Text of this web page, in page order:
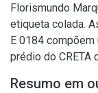
Florismundo
etiqueta colada.
E 0184
prédio do CRETA
Resumo em